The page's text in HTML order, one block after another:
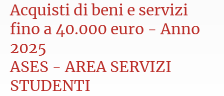
Acquisti di beni e servizi
fino a 40.000 euro - Anno
2025
ASES - AREA SERVIZI
STUDENTI